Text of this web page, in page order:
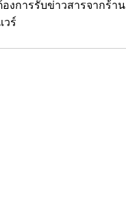
งการรับข่าวสารจากร้าน
วร์